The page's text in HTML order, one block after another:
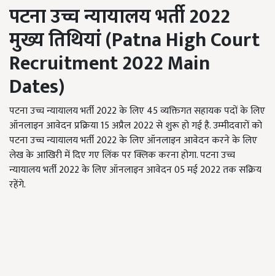
पटना उच्च न्यायालय भर्ती2022
मुख्य तिथियां (Patna High Court
Recruitment 2022 Main
Dates)
पटना उच्च न्यायालय भर्ती 2022 के लिए 45 व्यक्तिगत सहायक पदों के लिए
ऑनलाइन आवेदन प्रक्रिया 15 अप्रैल 2022 से शुरू हो गई है. उम्मीदवारों को
पटना उच्च न्यायालय भर्ती 2022 के लिए ऑनलाइन आवेदन करने के लिए
लेख के आखिरी में दिए गए लिंक पर क्लिक करना होगा. पटना उच्च
न्यायालय भर्ती 2022 के लिए ऑनलाइन आवेदन 05 मई 2022 तक सक्रिय
रहेंगे.